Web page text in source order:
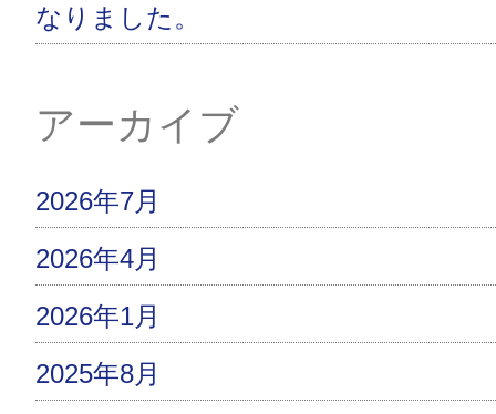
なりました。
アーカイブ
2026年7月
2026年4月
2026年1月
2025年8月